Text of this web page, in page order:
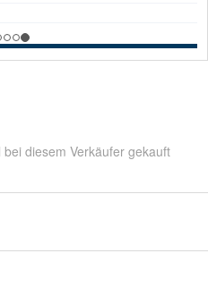
diesem Verkäufer gekauft